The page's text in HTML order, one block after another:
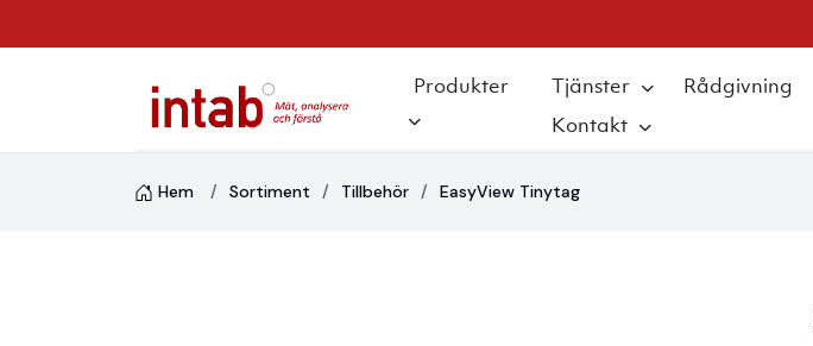
Produkter Tjänster Rådgivning
Kontakt
Hem Sortiment Tillbehör EasyView Tinytag